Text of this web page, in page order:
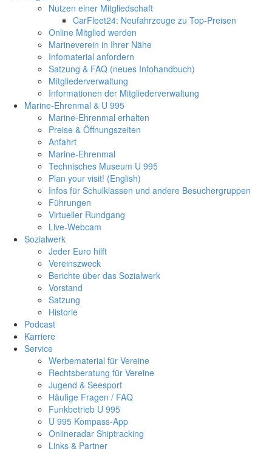
Nutzen einer Mitgliedschaft
CarFleet24: Neufahrzeuge zu Top-Preisen
Online Mitglied werden
Marineverein in Ihrer Nähe
Infomaterial anfordern
Satzung & FAQ (neues Infohandbuch)
Mitgliederverwaltung
Informationen der Mitgliederverwaltung
Marine-Ehrenmal & U 995
Marine-Ehrenmal erhalten
Preise & Öffnungszeiten
Anfahrt
Marine-Ehrenmal
Technisches Museum U 995
Plan your visit! (English)
Infos für Schulklassen und andere Besuchergruppen
Führungen
Virtueller Rundgang
Live-Webcam
Sozialwerk
Jeder Euro hilft
Vereinszweck
Berichte über das Sozialwerk
Vorstand
Satzung
Historie
Podcast
Karriere
Service
Werbematerial für Vereine
Rechtsberatung für Vereine
Jugend & Seesport
Häufige Fragen / FAQ
Funkbetrieb U 995
U 995 Kompass-App
Onlineradar Shiptracking
Links & Partner